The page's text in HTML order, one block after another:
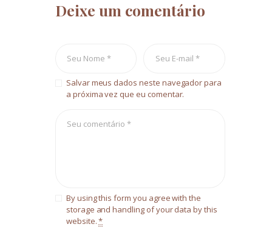
Deixe um comentário
Salvar meus dados neste navegador para
a próxima vez que eu comentar.
By using this form you agree with the
storage and handling of your data by this
website.*